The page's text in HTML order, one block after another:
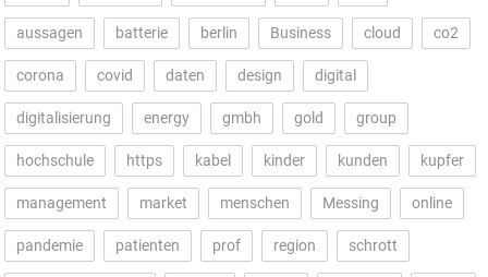
aussagen batterie berlin Business cloud co2
corona covid daten design digital
digitalisierung energy gmbh gold group
hochschule https kabel kinder kunden kupfer
management market menschen Messing online
pandemie patienten prof region schrott